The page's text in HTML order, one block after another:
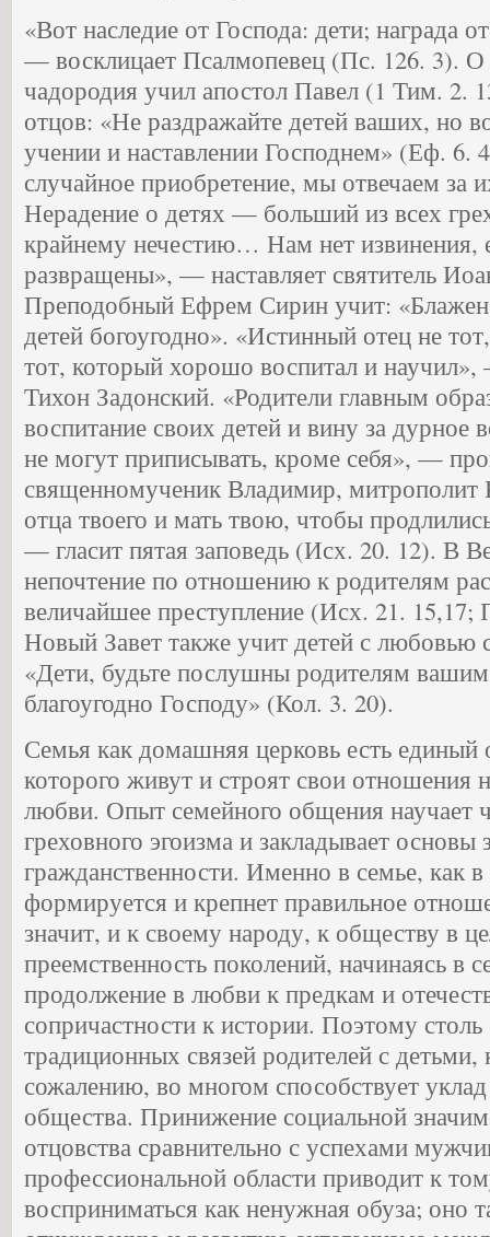
«Вот наследие от Господа: дети; награда
— восклицает Псалмопевец (Пс. 126. 3). О
чадородия учил апостол Павел (1 Тим. 2.
отцов: «Не раздражайте детей ваших, но
учении и наставлении Господнем» (Еф.
случайное приобретение, мы отвечаем за
Нерадение о детях — больший из всех
крайнему нечестию… Нам нет извинения,
развращены», — наставляет святитель
Преподобный Ефрем Сирин учит:
детей богоугодно». «Истинный отец не
тот, который хорошо воспитал и
Тихон Задонский. «Родители главным
воспитание своих детей и вину за дурное
не могут приписывать, кроме себя», —
священномученик Владимир, митрополит
отца твоего и мать твою, чтобы
— гласит пятая заповедь (Исх. 20. 12). В
непочтение по отношению к родителям
величайшее преступление (Исх. 21. 15,17;
Новый Завет также учит детей с любовью
«Дети, будьте послушны родителям
благоугодно Господу» (Кол. 3. 20).
Семья как домашняя церковь есть единый
которого живут и строят свои отношения
любви. Опыт семейного общения научает
греховного эгоизма и закладывает основы
гражданственности. Именно в семье, как
формируется и крепнет правильное
значит, и к своему народу, к обществу в
преемственность поколений, начинаясь в
продолжение в любви к предкам и
сопричастности к истории. Поэтому
традиционных связей родителей с
сожалению, во многом способствует
общества. Принижение социальной
отцовства сравнительно с успехами
профессиональной области приводит к
восприниматься как ненужная обуза; оно